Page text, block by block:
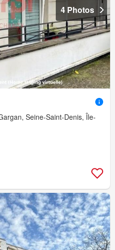
4 Photos
Seine-Saint-Denis, Île-